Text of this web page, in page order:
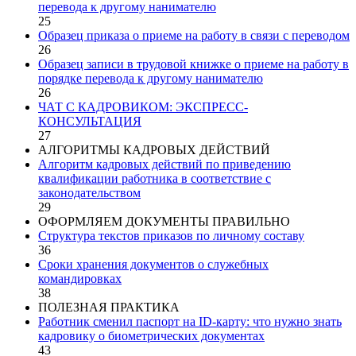
перевода к другому нанимателю
25
Образец приказа о приеме на работу в связи с переводом
26
Образец записи в трудовой книжке о приеме на работу в
порядке перевода к другому нанимателю
26
ЧАТ С КАДРОВИКОМ: ЭКСПРЕСС-
КОНСУЛЬТАЦИЯ
27
АЛГОРИТМЫ КАДРОВЫХ ДЕЙСТВИЙ
Алгоритм кадровых действий по приведению
квалификации работника в соответствие с
законодательством
29
ОФОРМЛЯЕМ ДОКУМЕНТЫ ПРАВИЛЬНО
Структура текстов приказов по личному составу
36
Сроки хранения документов о служебных
командировках
38
ПОЛЕЗНАЯ ПРАКТИКА
Работник сменил паспорт на ID-карту: что нужно знать
кадровику о биометрических документах
43